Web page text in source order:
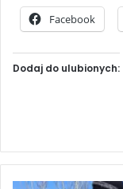
Facebook
Dodaj do ulubionych: